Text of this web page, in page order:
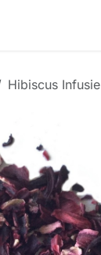
Hibiscus Infusie